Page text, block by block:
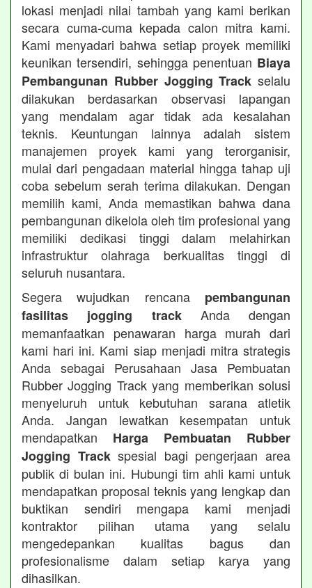
lokasi menjadi nilai tambah yang kami berikan
secara cuma-cuma kepada calon mitra kami.
Kami menyadari bahwa setiap proyek memiliki
keunikan tersendiri, sehingga penentuan Biaya
Pembangunan Rubber Jogging Track selalu
dilakukan berdasarkan observasi lapangan
yang mendalam agar tidak ada kesalahan
teknis. Keuntungan lainnya adalah sistem
manajemen proyek kami yang terorganisir,
mulai dari pengadaan material hingga tahap uji
coba sebelum serah terima dilakukan. Dengan
memilih kami, Anda memastikan bahwa dana
pembangunan dikelola oleh tim profesional yang
memiliki dedikasi tinggi dalam melahirkan
infrastruktur olahraga berkualitas tinggi di
seluruh nusantara.
Segera wujudkan rencana pembangunan
fasilitas jogging trackAnda dengan
memanfaatkan penawaran harga murah dari
kami hari ini. Kami siap menjadi mitra strategis
Anda sebagai Perusahaan Jasa Pembuatan
Rubber Jogging Track yang memberikan solusi
menyeluruh untuk kebutuhan sarana atletik
Anda. Jangan lewatkan kesempatan untuk
mendapatkan Harga Pembuatan Rubber
Jogging Trackspesial bagi pengerjaan area
publik di bulan ini. Hubungi tim ahli kami untuk
mendapatkan proposal teknis yang lengkap dan
buktikan sendiri mengapa kami menjadi
kontraktor pilihan utama yang selalu
mengedepankan kualitas bagus dan
profesionalisme dalam setiap karya yang
dihasilkan.